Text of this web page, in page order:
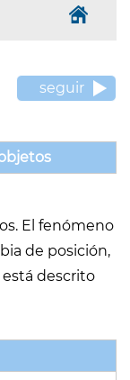
seguir
El fenómeno
de posición,
descrito